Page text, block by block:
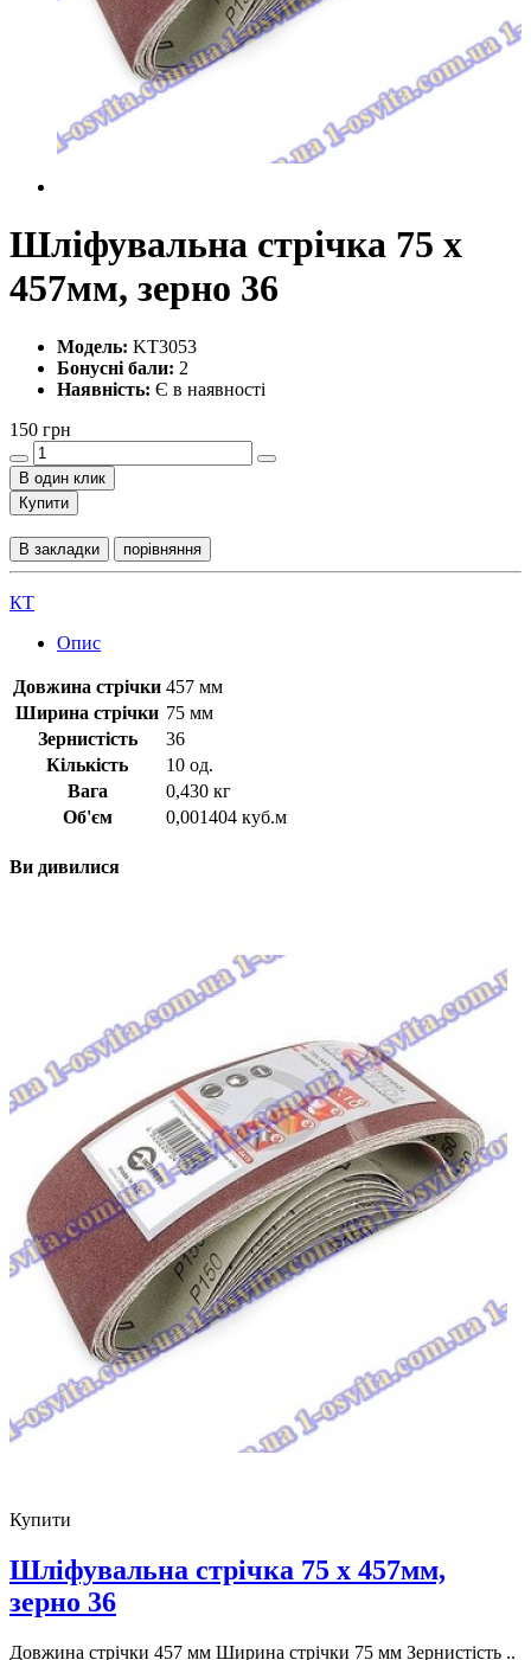
Шліфувальна стрічка 75 x
457мм, зерно 36
Модель: KT3053
Бонусні бали: 2
Наявність: Є в наявності
150 грн
В один клик
Купити
В закладки порівняння
КТ
Опис
Довжина стрічки 457 мм
Ширина стрічки 75 мм
Зернистість
36
Кількість
10 од.
Вага
0,430 кг
Об'єм
0,001404 куб.м
Ви дивилися
Купити
Шліфувальна стрічка 75 x 457мм,
зерно 36
Довжина стрічки 457 мм Ширина стрічки 75 мм Зернистість ..